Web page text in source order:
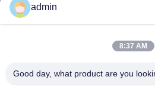
Rumah
Produk
Tentang Kami
admin
8:37 AM
Good day, what product are you